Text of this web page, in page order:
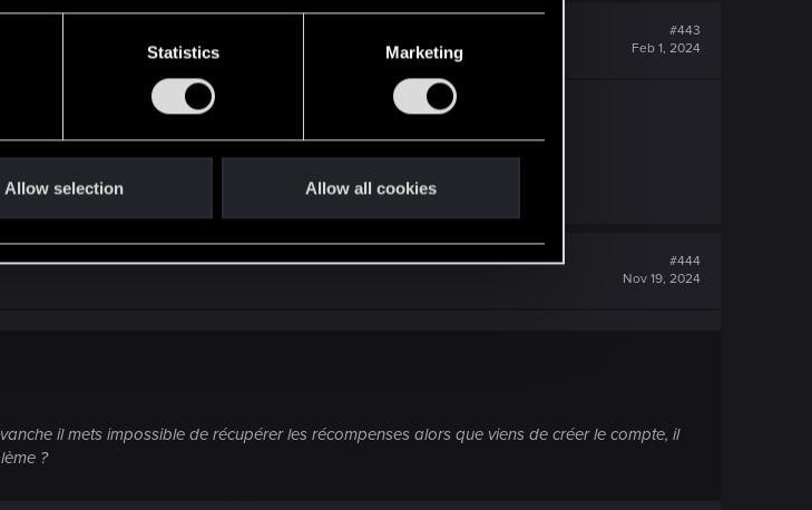
Statistics Marketing
Allow selection Allow all cookies
#443
Feb 1, 2024
des touches.
#444
Nov 19, 2024
il mets impossible de récupérer les récompenses alors que viens de créer le compte, il
?